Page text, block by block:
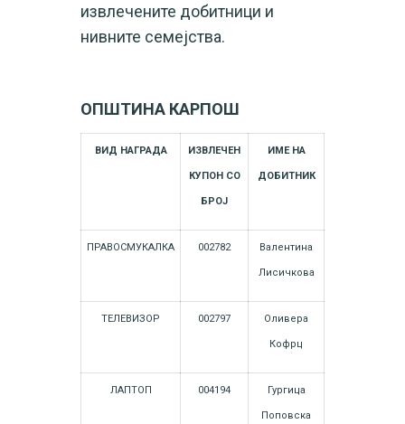
извлечените добитници и
нивните семејства.
ОПШТИНА КАРПОШ
ВИД НАГРАДА ИЗВЛЕЧЕН
КУПОН СО
БРОЈ
ИМЕ НА
ДОБИТНИК
ПРАВОСМУКАЛКА 002782 Валентина
Лисичкова
ТЕЛЕВИЗОР 002797 Оливера
Кофрц
ЛАПТОП 004194 Гургица
Поповска